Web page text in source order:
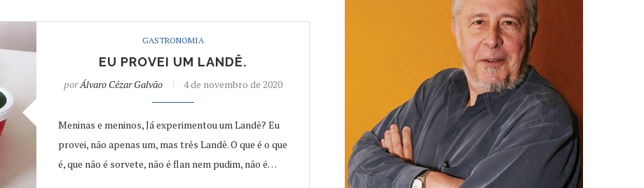
GASTRONOMIA
EU PROVEI UM LANDÊ.
porÁlvaro Cézar Galvão 4 de novembro de 2020
Meninas e meninos, Já experimentou um Landê? Eu
provei, não apenas um, mas três Landê. O que é o que
é, que não é sorvete, não é flan nem pudim, não é…